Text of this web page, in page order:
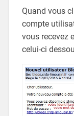
Quand vous
compte
vous recevez
celui-ci